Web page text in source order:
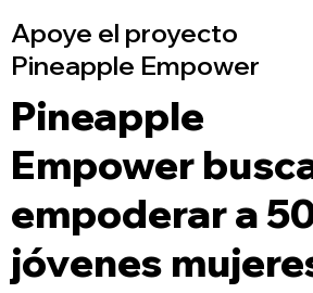
Apoye el proyecto
Pineapple Empower
Pineapple
Empower
empoderar a
jóvenes